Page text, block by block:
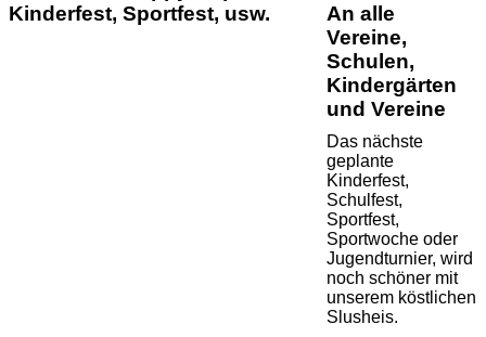
An alle
Vereine,
Schulen,
Kindergärten
und Vereine
Das nächste
geplante
Kinderfest,
Schulfest,
Sportfest,
Sportwoche oder
Jugendturnier, wird
noch schöner mit
unserem köstlichen
Slusheis.